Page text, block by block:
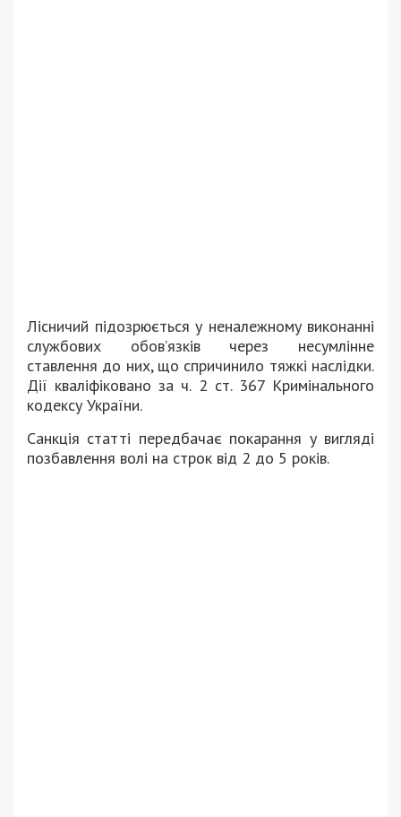
Лісничий підозрюється у неналежному виконанні
службових обов’язків через несумлінне
ставлення до них, що спричинило тяжкі наслідки.
Дії кваліфіковано за ч. 2 ст. 367 Кримінального
кодексу України.
Санкція статті передбачає покарання у вигляді
позбавлення волі на строк від 2 до 5 років.